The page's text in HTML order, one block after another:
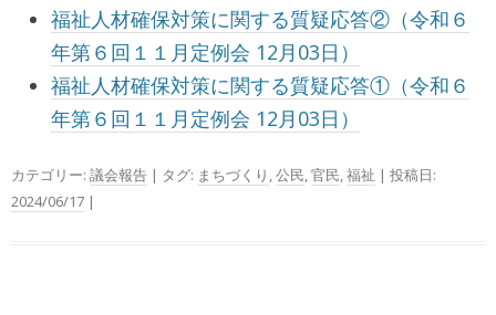
福祉人材確保対策に関する質疑応答②（令和６
年第６回１１月定例会 12月03日）
福祉人材確保対策に関する質疑応答①（令和６
年第６回１１月定例会 12月03日）
カテゴリー: 議会報告 | タグ: まちづくり ,公民,官民,福祉 | 投稿日:
2024/06/17 |